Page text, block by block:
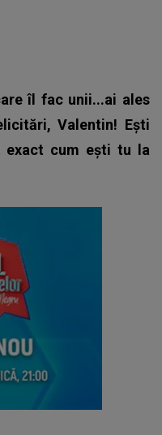
îl fac unii...ai ales
Valentin! Ești
exact cum ești tu la